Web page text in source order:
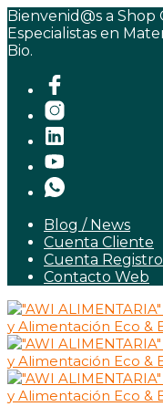
Bienvenid@s a Shop
Especialistas en
Bio.
Blog / News
Cuenta Cliente
Cuenta Registro
Contacto Web